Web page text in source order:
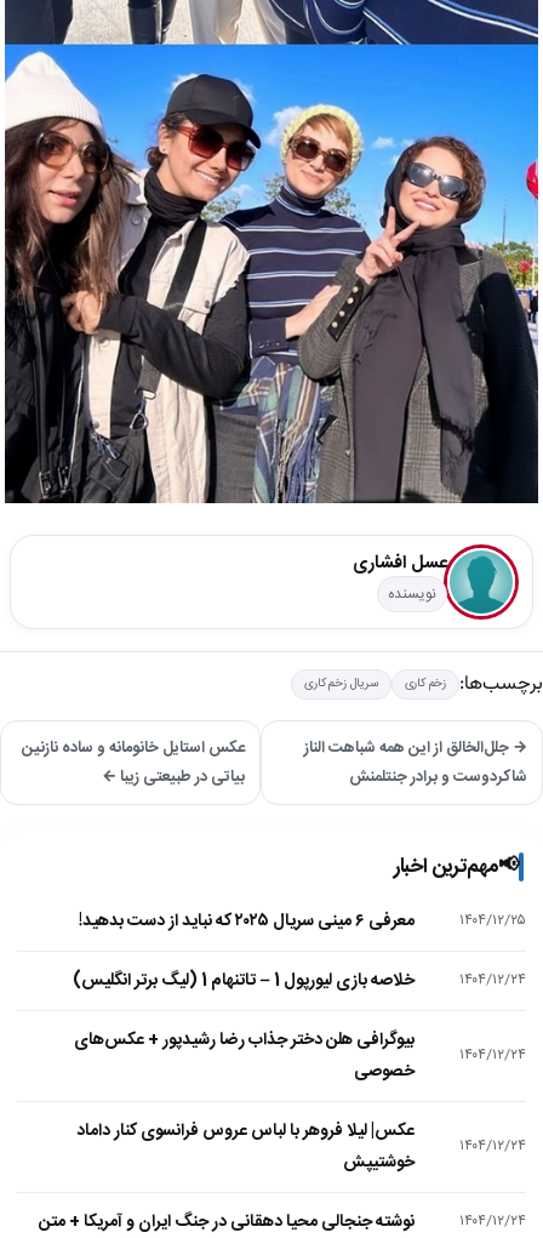
عسل افشاری
نویسنده
برچسب‌ها: زخم کاری سریال زخم کاری
→ جلل‌الخالق از این همه شباهت الناز
شاکردوست و برادر جنتلمنش
عکس استایل خانومانه و ساده نازنین
بیاتی در طبیعتی زیبا ←
📢مهم‌ترین اخبار
۱۴۰۴/۱۲/۲۵ معرفی ۶ مینی سریال ۲۰۲۵ که نباید از دست بدهید!
۱۴۰۴/۱۲/۲۴ خلاصه بازی لیورپول 1 – تاتنهام 1 (لیگ برتر انگلیس)
۱۴۰۴/۱۲/۲۴
بیوگرافی هلن دختر جذاب رضا رشیدپور + عکس‌های
خصوصی
۱۴۰۴/۱۲/۲۴
عکس| لیلا فروهر با لباس عروس فرانسوی کنار داماد
خوشتیپش
۱۴۰۴/۱۲/۲۴ نوشته جنجالی محیا دهقانی در جنگ ایران و آمریکا + متن